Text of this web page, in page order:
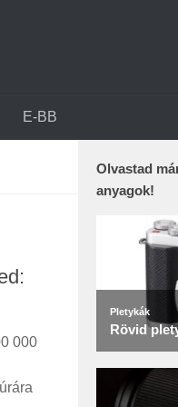
E-BB
000
Olvastad
anyagok!